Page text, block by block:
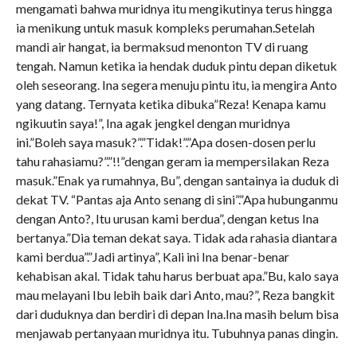
mengamati bahwa muridnya itu mengikutinya terus hingga
ia menikung untuk masuk kompleks perumahan.Setelah
mandi air hangat, ia bermaksud menonton TV di ruang
tengah. Namun ketika ia hendak duduk pintu depan diketuk
oleh seseorang. Ina segera menuju pintu itu, ia mengira Anto
yang datang. Ternyata ketika dibuka”Reza! Kenapa kamu
ngikuutin saya!”, Ina agak jengkel dengan muridnya
ini.”Boleh saya masuk?”.”Tidak!”.”Apa dosen-dosen perlu
tahu rahasiamu?”.”!!”dengan geram ia mempersilakan Reza
masuk.”Enak ya rumahnya, Bu”, dengan santainya ia duduk di
dekat TV. “Pantas aja Anto senang di sini”.”Apa hubunganmu
dengan Anto?, Itu urusan kami berdua”, dengan ketus Ina
bertanya.”Dia teman dekat saya. Tidak ada rahasia diantara
kami berdua”.”Jadi artinya”, Kali ini Ina benar-benar
kehabisan akal. Tidak tahu harus berbuat apa.”Bu, kalo saya
mau melayani Ibu lebih baik dari Anto, mau?”, Reza bangkit
dari duduknya dan berdiri di depan Ina.Ina masih belum bisa
menjawab pertanyaan muridnya itu. Tubuhnya panas dingin.